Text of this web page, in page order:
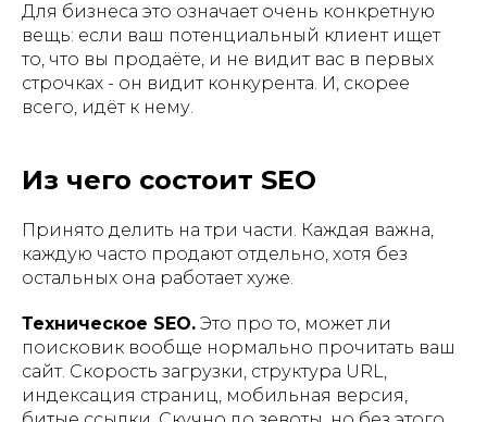
Для бизнеса это означает очень конкретную
вещь: если ваш потенциальный клиент ищет
то, что вы продаёте, и не видит вас в первых
строчках - он видит конкурента. И, скорее
всего, идёт к нему.
Из чего состоит SEO
Принято делить на три части. Каждая важна,
каждую часто продают отдельно, хотя без
остальных она работает хуже.
Техническое SEO. Это про то, может ли
поисковик вообще нормально прочитать ваш
сайт. Скорость загрузки, структура URL,
индексация страниц, мобильная версия,